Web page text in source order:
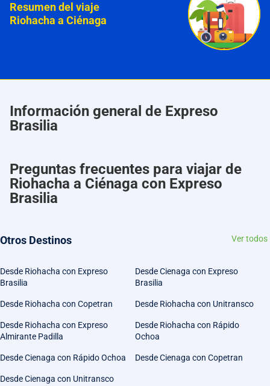
Resumen del viaje
Riohacha a Ciénaga
Información general de Expreso
Brasilia
Preguntas frecuentes para viajar de
Riohacha a Ciénaga con Expreso
Brasilia
Otros Destinos Ver todos
Desde Riohacha con Expreso
Brasilia
Desde Cienaga con Expreso
Brasilia
Desde Riohacha con Copetran Desde Riohacha con Unitransco
Desde Riohacha con Expreso
Almirante Padilla
Desde Riohacha con Rápido
Ochoa
Desde Cienaga con Rápido Ochoa Desde Cienaga con Copetran
Desde Cienaga con Unitransco